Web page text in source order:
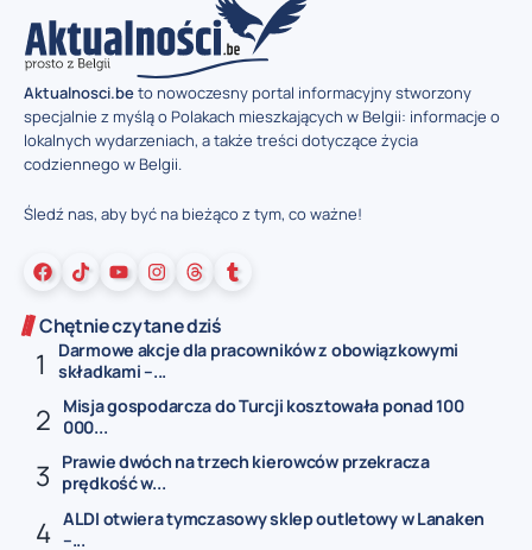
Aktualnosci.beto nowoczesny portal informacyjny stworzony
specjalnie z myślą o Polakach mieszkających w Belgii: informacje o
lokalnych wydarzeniach, a także treści dotyczące życia
codziennego w Belgii.
Śledź nas, aby być na bieżąco z tym, co ważne!
Chętnie czytane dziś
Darmowe akcje dla pracowników z obowiązkowymi
składkami –...
Misja gospodarcza do Turcji kosztowała ponad 100
000...
Prawie dwóch na trzech kierowców przekracza
prędkość w...
ALDI otwiera tymczasowy sklep outletowy w Lanaken
–...